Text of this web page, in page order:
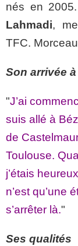
nés en 2005.
Lahmadi,
TFC.
Son arrivée
"J’ai
suis allé à
de
Toulouse.
j’étais
n’est qu’une
s’arrêter là."
Ses qualités